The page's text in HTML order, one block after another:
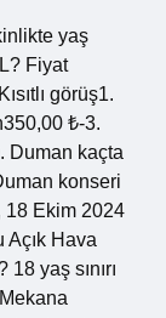
yaş
Fiyat
görüş1.
₺-3.
Duman kaçta
konseri
18 Ekim 2024
Açık Hava
yaş sınırı